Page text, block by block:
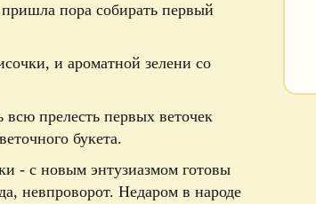
пора собирать первый
и ароматной зелени со
прелесть первых веточек
букета.
- с новым энтузиазмом готовы
невпроворот. Недаром в народе